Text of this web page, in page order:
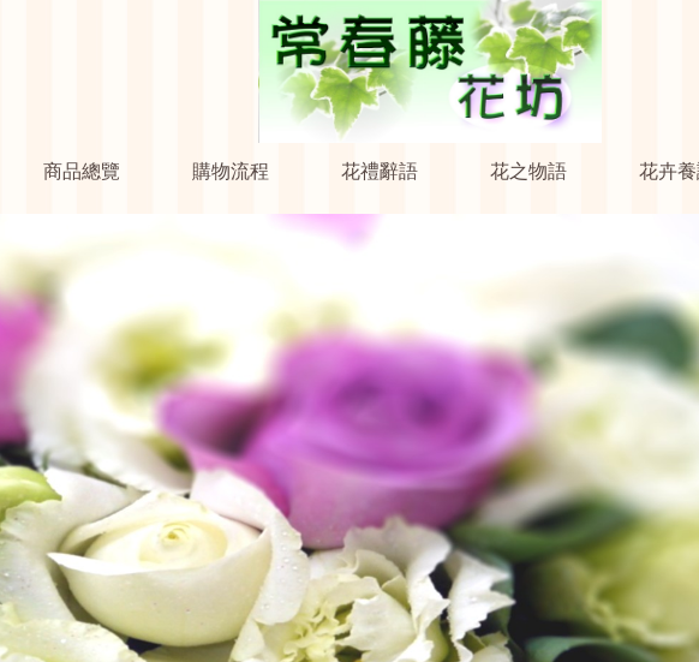
商品總覽 購物流程 花禮辭語 花之物語 花卉